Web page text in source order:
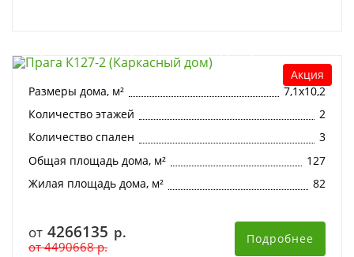
Акция
Размеры дома, м²
7,1х10,2
Количество этажей
2
Количество спален
3
Общая площадь дома, м²
127
Жилая площадь дома, м²
82
от 4266135 р.
от4490668р.
Подробнее